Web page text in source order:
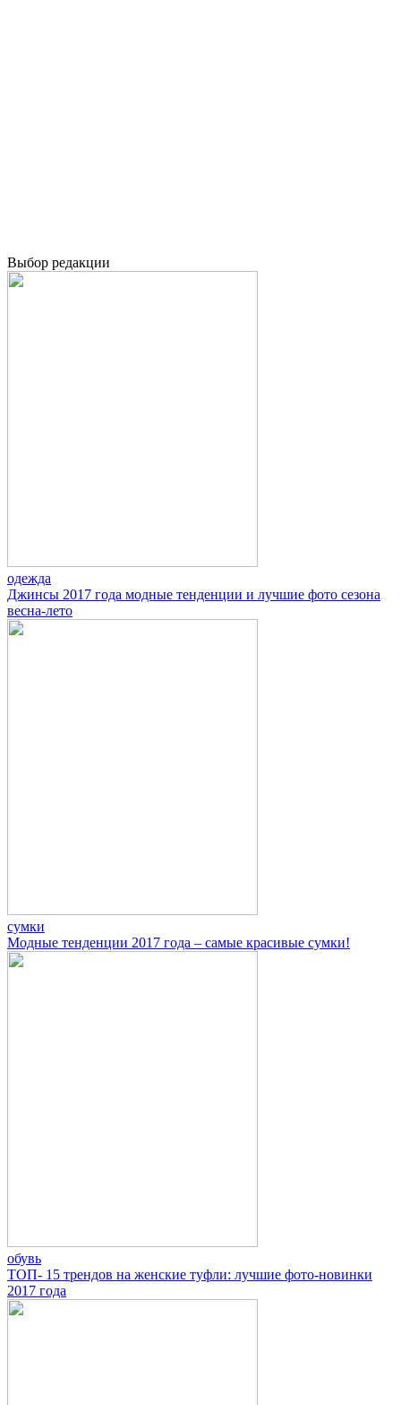
Выбор редакции
одежда
Джинсы 2017 года модные тенденции и лучшие фото сезона
весна-лето
сумки
Модные тенденции 2017 года – самые красивые сумки!
обувь
ТОП- 15 трендов на женские туфли: лучшие фото-новинки
2017 года